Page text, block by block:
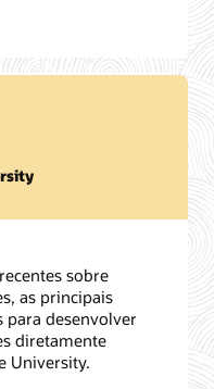
sobre
as principais
para desenvolver
diretamente
University.